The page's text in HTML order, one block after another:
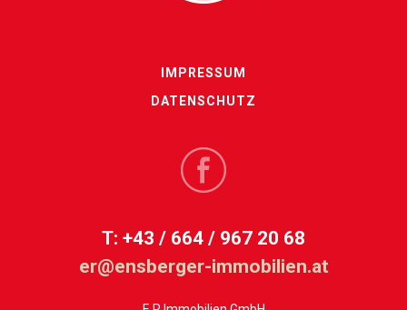
IMPRESSUM
DATENSCHUTZ
T: +43 / 664 / 967 20 68
er@ensberger-immobilien.at